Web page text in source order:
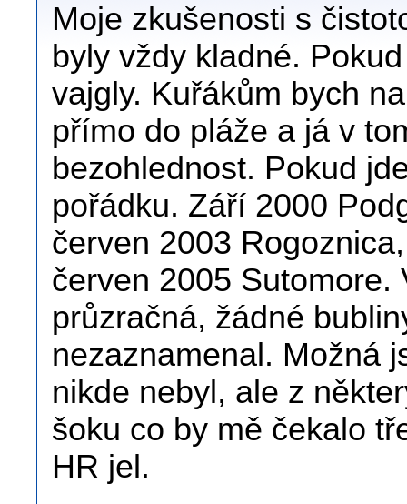
Moje zkušenosti s
byly vždy kladné.
vajgly. Kuřákům bych
přímo do pláže a já v
bezohlednost. Pokud
pořádku. Září 2000
červen 2003
červen 2005 Sutomore.
průzračná, žádné
nezaznamenal. Možná
nikde nebyl, ale z
šoku co by mě čekalo
HR jel.